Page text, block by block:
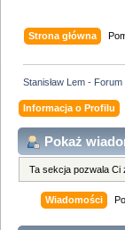
Strona główna
Stanisław Lem - Forum
Informacja o Profilu
Pokaż
Ta sekcja pozwala Ci
Wiadomości